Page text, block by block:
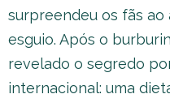
surpreendeu os fãs
esguio. Após o
revelado o segredo
internacional: uma